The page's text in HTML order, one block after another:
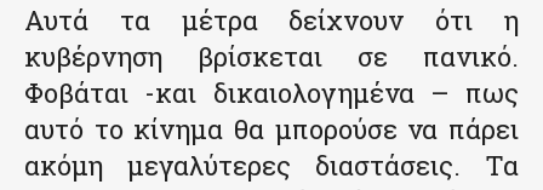
Αυτά τα μέτρα δείχνουν ότι η
κυβέρνηση βρίσκεται σε πανικό.
Φοβάται -και δικαιολογημένα – πως
αυτό το κίνημα θα μπορούσε να πάρει
ακόμη μεγαλύτερες διαστάσεις. Τα